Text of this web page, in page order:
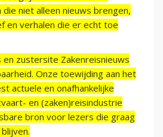
niet alleen nieuws brengen,
en verhalen die er echt toe
en zustersite Zakenreisnieuws
Onze toewijding aan het
actuele en onafhankelijke
en (zaken)reisindustrie
bron voor lezers die graag